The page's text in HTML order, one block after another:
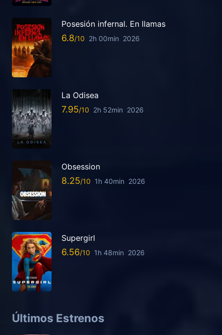
Posesión infernal. En llamas
6.8 2h 00min 2026
La Odisea
7.95 2h 52min 2026
Obsession
8.25 1h 40min 2026
Supergirl
6.56 1h 48min 2026
Últimos Estrenos